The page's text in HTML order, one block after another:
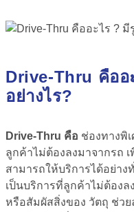
Drive-Thru คือ
อย่างไร?
Drive-Thru คือ ช่องทางพิ
ลูกค้าไม่ต้องลงมาจากรถ
สามารถให้บริการได้อย่าง
เป็นบริการที่ลูกค้าไม่ต้องล
หรือสัมผัสสิ่งของ วัตถุ ช่ว